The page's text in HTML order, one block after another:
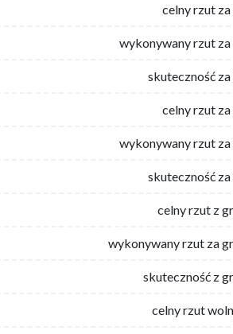
celny rzut za
wykonywany rzut za
skuteczność za
celny rzut za
wykonywany rzut za
skuteczność za
celny rzut z
wykonywany rzut za
skuteczność z
celny rzut